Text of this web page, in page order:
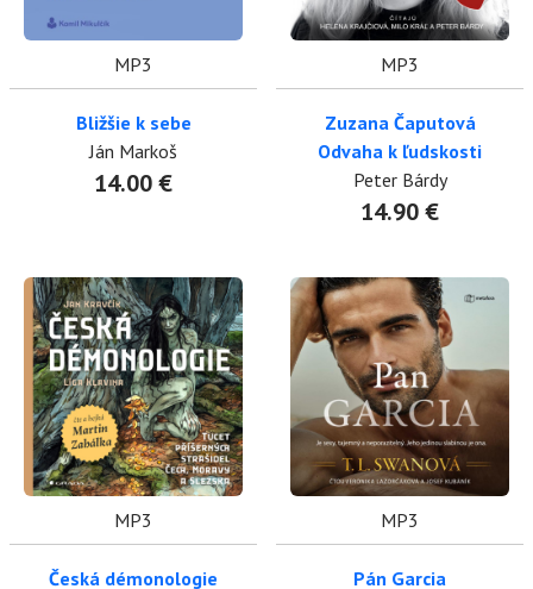
MP3
Bližšie k sebe
Ján Markoš
14.00 €
MP3
Zuzana Čaputová
Odvaha k ľudskosti
Peter Bárdy
14.90 €
MP3
Česká démonologie
MP3
Pán Garcia